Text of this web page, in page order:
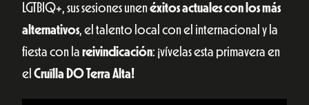
LGTBIQ+, sus sesiones unenéxitos actuales con los más
alternativos, el talento local con el internacional y la
fiesta con la reivindicación: ¡vívelas esta primavera en
el Cruïlla DO Terra Alta!